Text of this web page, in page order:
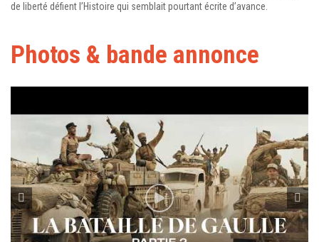
de liberté défient l’Histoire qui semblait pourtant écrite d’avance.
Photos & bande annonce